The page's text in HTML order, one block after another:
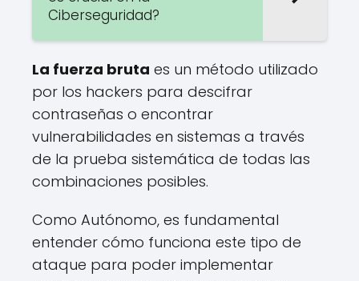
Ciberseguridad?
La fuerza bruta es un método utilizado
por los hackers para descifrar
contraseñas o encontrar
vulnerabilidades en sistemas a través
de la prueba sistemática de todas las
combinaciones posibles.
Como Autónomo, es fundamental
entender cómo funciona este tipo de
ataque para poder implementar